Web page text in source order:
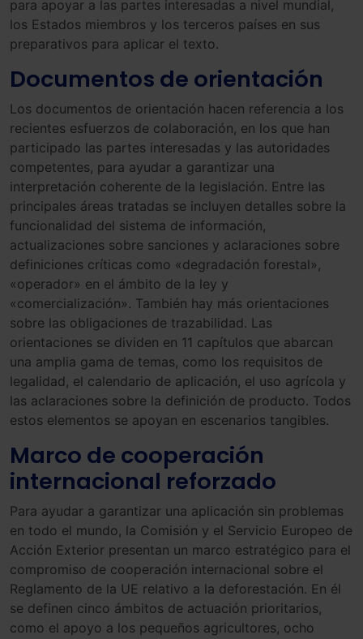
para apoyar a las partes interesadas a nivel mundial,
los Estados miembros y los terceros países en sus
preparativos para aplicar el texto.
Documentos de orientación
Los documentos de orientación hacen referencia a los
recientes esfuerzos de colaboración, en los que han
participado las partes interesadas y las autoridades
competentes, para ayudar a garantizar una
interpretación coherente de la legislación. Entre las
principales áreas tratadas se incluyen detalles sobre la
funcionalidad del sistema de información,
actualizaciones sobre sanciones y aclaraciones sobre
definiciones críticas como «degradación forestal»,
«operador» en el ámbito de la ley y
«comercialización». También hay más orientaciones
sobre las obligaciones de trazabilidad. Las
orientaciones se dividen en 11 capítulos que abarcan
una amplia gama de temas, como los requisitos de
legalidad, el calendario de aplicación, el uso agrícola y
las aclaraciones sobre la definición de producto. Todos
estos elementos se apoyan en escenarios tangibles.
Marco de cooperación
internacional reforzado
Para ayudar a garantizar una aplicación sin problemas
en todo el mundo, la Comisión y el Servicio Europeo de
Acción Exterior presentan un marco estratégico para el
compromiso de cooperación internacional sobre el
Reglamento de la UE relativo a la deforestación. En él
se definen cinco ámbitos de actuación prioritarios,
como el apoyo a los pequeños agricultores, ocho